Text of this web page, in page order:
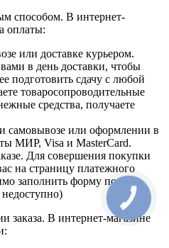
способом. В интернет-
оплаты:
или доставке курьером.
в день доставки, чтобы
подготовить сдачу с любой
товаросопроводительные
средства, получаете
самовывозе или оформлении в
МИР, Visa и MasterCard.
Для совершения покупки
на страницу платежного
заполнить форму по
заказа. В интернет-магазине